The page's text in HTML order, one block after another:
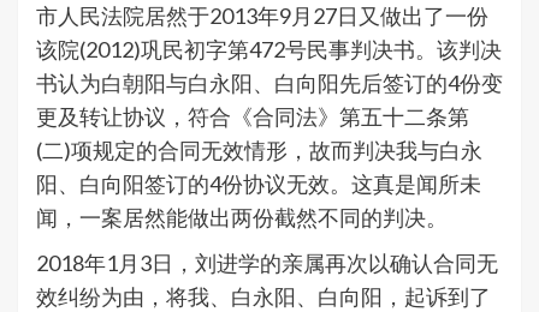
市人民法院居然于2013年9月27日又做出了一份
该院(2012)巩民初字第472号民事判决书。该判决
书认为白朝阳与白永阳、白向阳先后签订的4份变
更及转让协议，符合《合同法》第五十二条第
(二)项规定的合同无效情形，故而判决我与白永
阳、白向阳签订的4份协议无效。这真是闻所未
闻，一案居然能做出两份截然不同的判决。
2018年1月3日，刘进学的亲属再次以确认合同无
效纠纷为由，将我、白永阳、白向阳，起诉到了